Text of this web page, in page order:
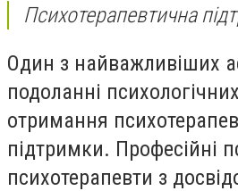
Психотерапевтична
Один з найважливіших
подоланні
отримання
підтримки. Професійні
психотерапевти з